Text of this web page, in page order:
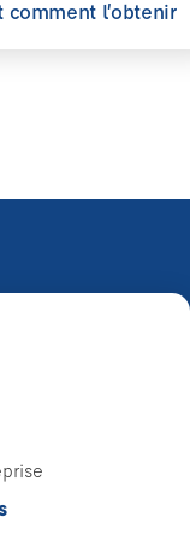
l’obtenir